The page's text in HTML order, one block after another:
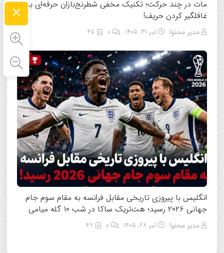
مات در چند حرکت؛ تکنیک مخفی شطرنج‌بازان حرفه‌ای برای
غافلگیر کردن حریف!
مدیر محتوا تیر ۳۱, ۱۴۰۵ 45
انگلیس با پیروزی تاریخی مقابل فرانسه به مقام سوم جام
جهانی ۲۰۲۶ رسید؛ هت‌تریک ساکا در شب ۱۰ گله میامی
مدیر محتوا تیر ۲۸, ۱۴۰۵ 49
×